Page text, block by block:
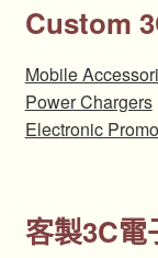
Custom
Mobile
Power Chargers
Electronic
客製3C電